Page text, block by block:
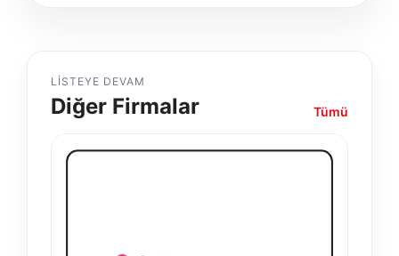
LISTEYE DEVAM
Diğer Firmalar Tümü